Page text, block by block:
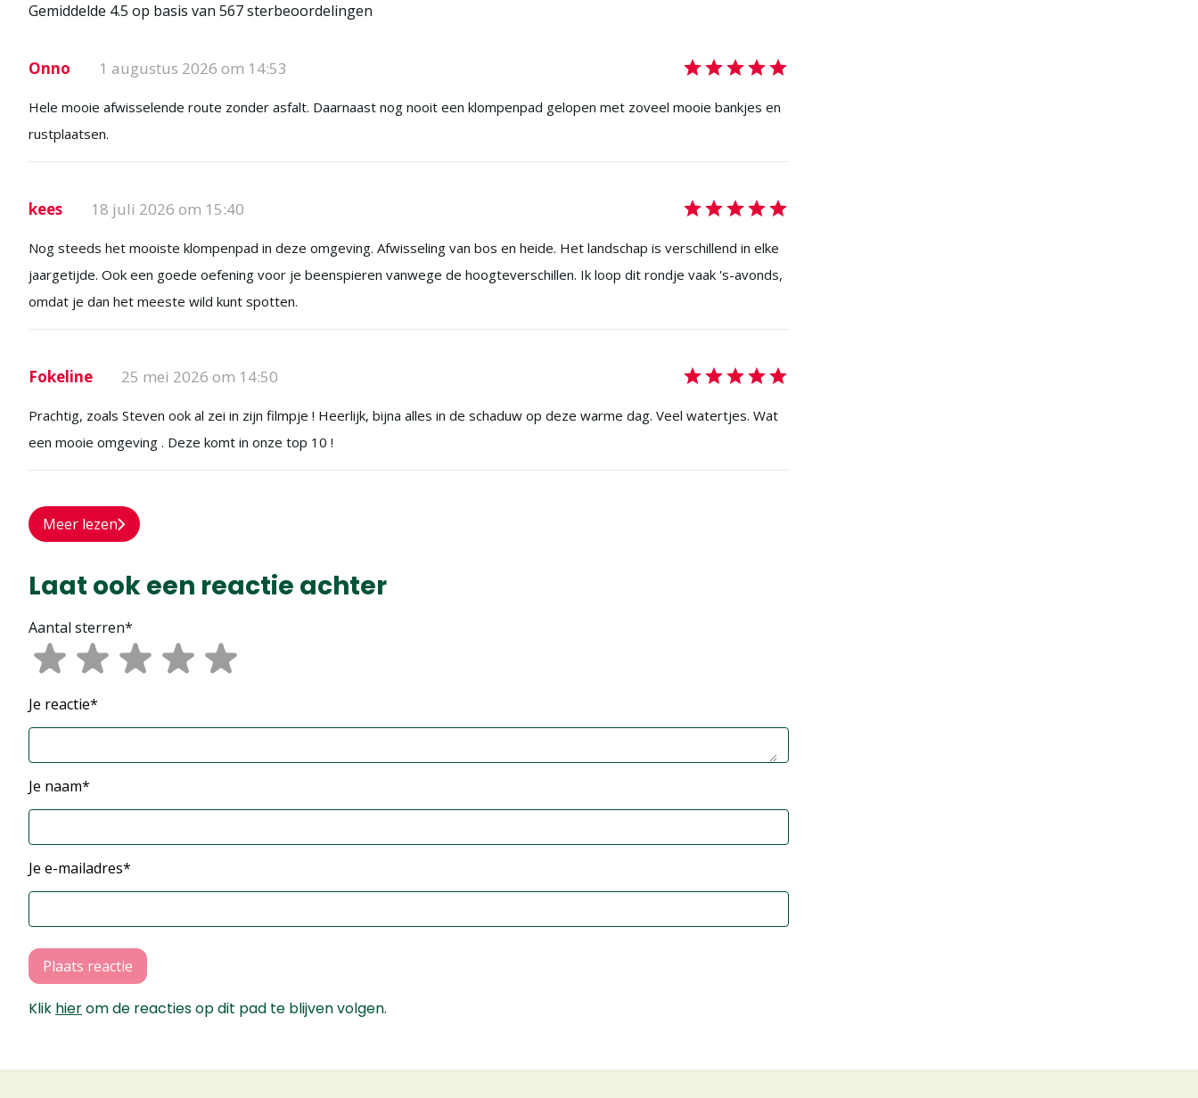
Gemiddelde 4.5 op basis van 567sterbeoordelingen
Onno 1 augustus 2026 om 14:53
Hele mooie afwisselende route zonder asfalt. Daarnaast nog nooit een klompenpad gelopen met zoveel mooie bankjes en
rustplaatsen.
kees 18 juli 2026 om 15:40
Nog steeds het mooiste klompenpad in deze omgeving. Afwisseling van bos en heide. Het landschap is verschillend in elke
jaargetijde. Ook een goede oefening voor je beenspieren vanwege de hoogteverschillen. Ik loop dit rondje vaak 's-avonds,
omdat je dan het meeste wild kunt spotten.
Fokeline 25 mei 2026 om 14:50
Prachtig, zoals Steven ook al zei in zijn filmpje ! Heerlijk, bijna alles in de schaduw op deze warme dag. Veel watertjes. Wat
een mooie omgeving . Deze komt in onze top 10 !
Meer lezen
Laat ook een reactie achter
Aantal sterren*
Je reactie*
Je naam*
Je e-mailadres*
Plaats reactie
Klik hierom de reacties op dit pad te blijven volgen.